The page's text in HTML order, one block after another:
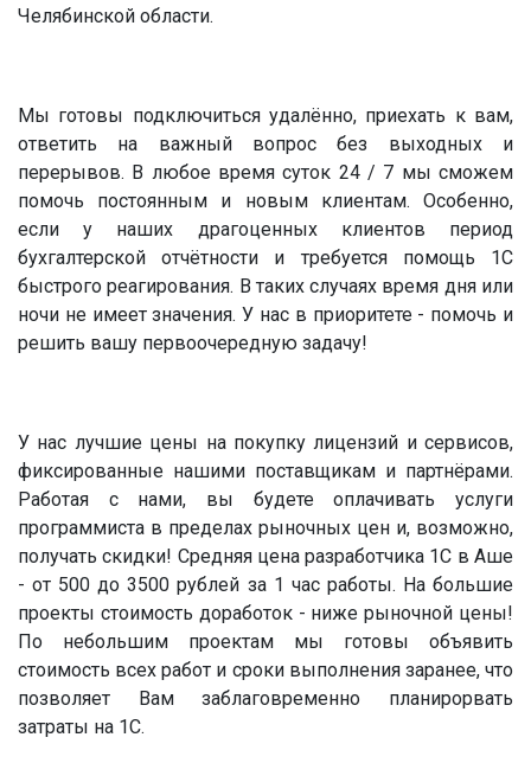
Челябинской области.
Мы готовы подключиться удалённо, приехать к вам,
ответить на важный вопрос без выходных и
перерывов. В любое время суток 24 / 7 мы сможем
помочь постоянным и новым клиентам. Особенно,
если у наших драгоценных клиентов период
бухгалтерской отчётности и требуется помощь 1С
быстрого реагирования. В таких случаях время дня или
ночи не имеет значения. У нас в приоритете - помочь и
решить вашу первоочередную задачу!
У нас лучшие цены на покупку лицензий и сервисов,
фиксированные нашими поставщикам и партнёрами.
Работая с нами, вы будете оплачивать услуги
программиста в пределах рыночных цен и, возможно,
получать скидки! Средняя цена разработчика 1С в Аше
- от 500 до 3500 рублей за 1 час работы. На большие
проекты стоимость доработок - ниже рыночной цены!
По небольшим проектам мы готовы объявить
стоимость всех работ и сроки выполнения заранее, что
позволяет Вам заблаговременно планирорвать
затраты на 1С.